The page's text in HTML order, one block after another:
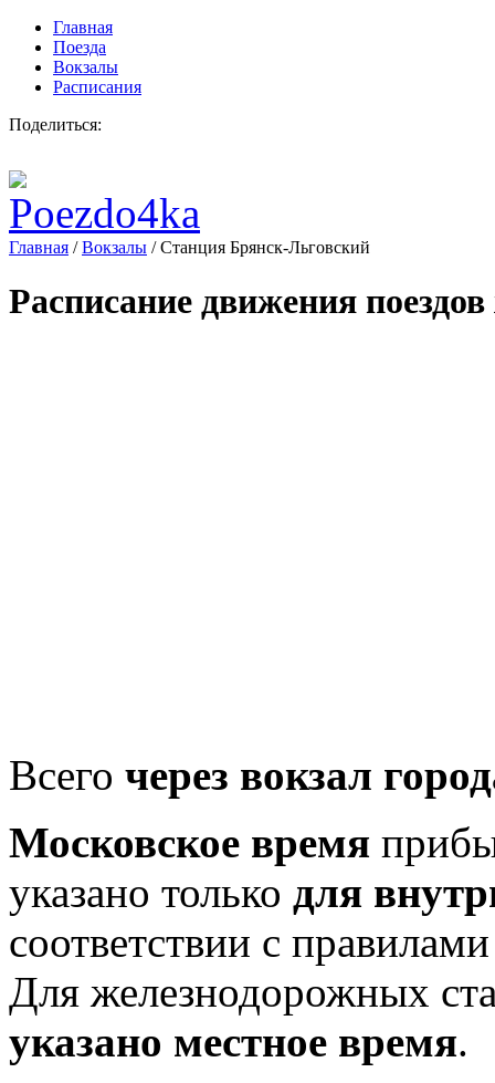
Главная
Поезда
Вокзалы
Расписания
Поделиться:
Главная /Вокзалы /Станция Брянск-Льговский
Расписание движения
Всего через вокзал
Московское время
указано только для
соответствии с
Для железнодорожных
указано местное время.